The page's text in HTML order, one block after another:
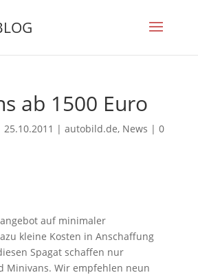
ab 1500 Euro
25.10.2011 | autobild.de, News | 0
auf minimaler
kleine Kosten in Anschaffung
Spagat schaffen nur
Minivans. Wir empfehlen neun